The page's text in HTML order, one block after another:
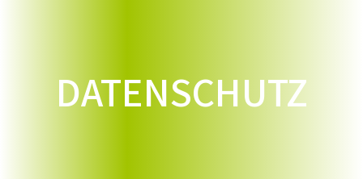
DATENSCHUTZ